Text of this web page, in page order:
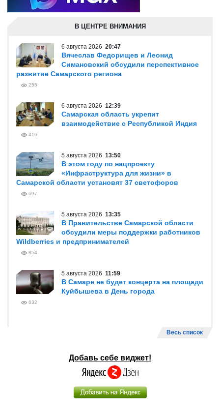
В ЦЕНТРЕ ВНИМАНИЯ
6 августа 2026 20:47
Вячеслав Федорищев и Леонид
Симановский обсудили перспективное
развитие Самарского региона
255
6 августа 2026 12:39
Самарская область укрепит
взаимодействие с Республикой Индия
416
5 августа 2026 13:50
В этом году по нацпроекту
«Инфраструктура для жизни» в
Самарской области установят 37 светофоров
697
5 августа 2026 13:35
В Правительстве Самарской области
обсудили меры поддержки работников
Wildberries и предпринимателей
854
5 августа 2026 11:59
В Самаре не будет концерта на площади
Куйбышева в День города
632
Весь список
Добавь себе виджет!